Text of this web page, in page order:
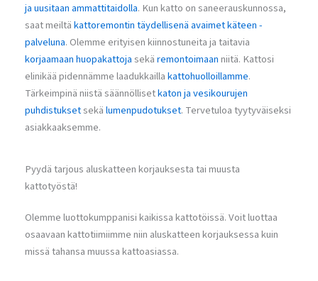
ja uusitaan ammattitaidolla. Kun katto on saneerauskunnossa,
saat meiltäkattoremontin täydellisenä avaimet käteen -
palveluna. Olemme erityisen kiinnostuneita ja taitavia
korjaamaan huopakattojasekäremontoimaanniitä. Kattosi
elinikää pidennämme laadukkaillakattohuolloillamme.
Tärkeimpinä niistä säännöllisetkaton ja vesikourujen
puhdistuksetsekälumenpudotukset. Tervetuloa tyytyväiseksi
asiakkaaksemme.
Pyydä tarjous aluskatteen korjauksesta tai muusta
kattotyöstä!
Olemme luottokumppanisi kaikissa kattotöissä. Voit luottaa
osaavaan kattotiimiimme niin aluskatteen korjauksessa kuin
missä tahansa muussa kattoasiassa.